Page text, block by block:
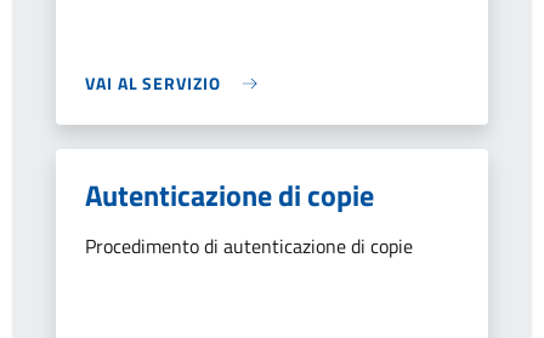
VAI AL SERVIZIO
Autenticazione di copie
Procedimento di autenticazione di copie